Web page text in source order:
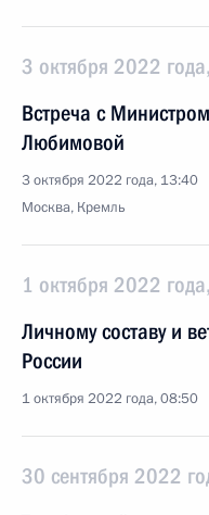
3 октября 2022
Встреча с
Любимовой
3 октября 2022 года, 13:40
Москва, Кремль
1 октября 2022
Личному составу и
России
1 октября 2022 года, 08:50
30 сентября 2022